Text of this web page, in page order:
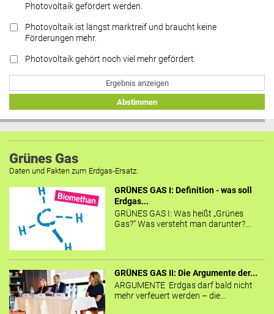
Photovoltaik gefördert werden.
Photovoltaik ist längst marktreif und braucht keine
Förderungen mehr.
Photovoltaik gehört noch viel mehr gefördert.
Ergebnis anzeigen
Abstimmen
Grünes Gas
Daten und Fakten zum Erdgas-Ersatz.
GRÜNES GAS I: Definition - was soll
Erdgas...
GRÜNES GAS I: Was heißt „Grünes
Gas?“ Was versteht man darunter?...
GRÜNES GAS II: Die Argumente der...
ARGUMENTE Erdgas darf bald nicht
mehr verfeuert werden – die...